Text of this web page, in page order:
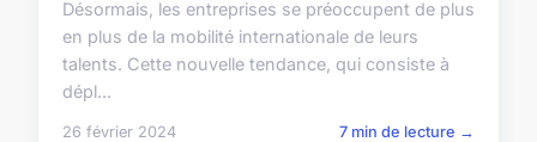
Désormais, les entreprises se préoccupent de plus
en plus de la mobilité internationale de leurs
talents. Cette nouvelle tendance, qui consiste à
dépl...
26 février 2024 7 min de lecture →